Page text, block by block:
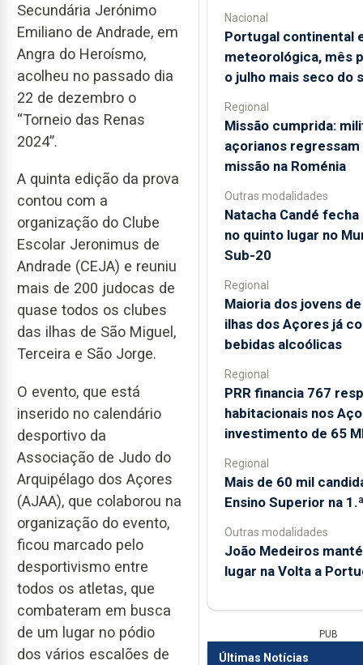
Secundária Jerónimo
Emiliano de Andrade, em
Angra do Heroísmo,
acolheu no passado dia
22 de dezembro o
“Torneio das Renas
2024”.
A quinta edição da prova
contou com a
organização do Clube
Escolar Jeronimus de
Andrade (CEJA) e reuniu
mais de 200 judocas de
quase todos os clubes
das ilhas de São Miguel,
Terceira e São Jorge.
O evento, que está
inserido no calendário
desportivo da
Associação de Judo do
Arquipélago dos Açores
(AJAA), que colaborou na
organização do evento,
ficou marcado pelo
desportivismo entre
todos os atletas, que
combateram em busca
de um lugar no pódio
dos vários escalões de
Nacional
Portugal continental
meteorológica, mês
o julho mais seco do
Regional
Missão cumprida:
açorianos regressam
missão na Roménia
Outras modalidades
Natacha Candé
no quinto lugar no
Sub-20
Regional
Maioria dos jovens
ilhas dos Açores já
bebidas alcoólicas
Regional
PRR financia 767
habitacionais nos
investimento de 65
Regional
Mais de 60 mil
Ensino Superior na
Outras modalidades
João Medeiros
lugar na Volta a
PUB
Últimas Notícias